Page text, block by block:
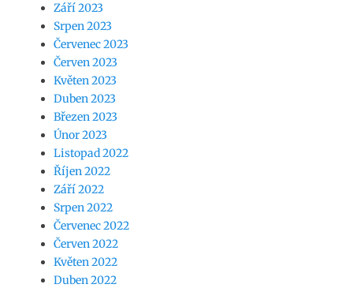
Září 2023
Srpen 2023
Červenec 2023
Červen 2023
Květen 2023
Duben 2023
Březen 2023
Únor 2023
Listopad 2022
Říjen 2022
Září 2022
Srpen 2022
Červenec 2022
Červen 2022
Květen 2022
Duben 2022